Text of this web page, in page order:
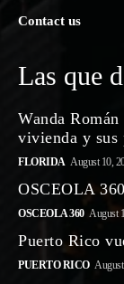
Contact us
Las que
Wanda
vivienda y sus
FLORIDA August 10,
OSCEOLA
OSCEOLA 360 August
Puerto Rico
PUERTO RICO